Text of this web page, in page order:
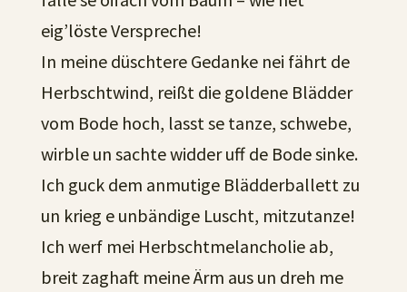
eig’löste Verspreche!
In meine düschtere Gedanke nei fährt de
Herbschtwind, reißt die goldene Blädder
vom Bode hoch, lasst se tanze, schwebe,
wirble un sachte widder uff de Bode sinke.
Ich guck dem anmutige Blädderballett zu
un krieg e unbändige Luscht, mitzutanze!
Ich werf mei Herbschtmelancholie ab,
breit zaghaft meine Ärm aus un dreh me